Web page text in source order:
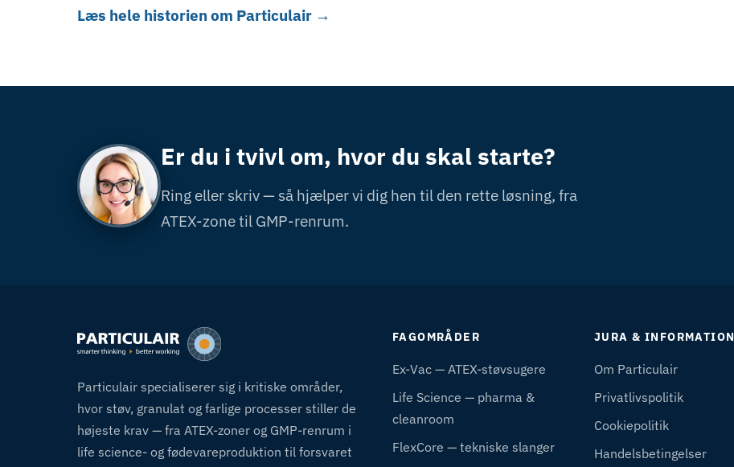
Læs hele historien om Particulair →
Er du i tvivl om, hvor du skal starte?
Ring eller skriv — så hjælper vi dig hen til den rette løsning, fra
ATEX-zone til GMP-renrum.
Particulair specialiserer sig i kritiske områder,
hvor støv, granulat og farlige processer stiller de
højeste krav — fra ATEX-zoner og GMP-renrum i
life science- og fødevareproduktion til forsvaret
FAGOMRÅDER
Ex-Vac — ATEX-støvsugere
Life Science — pharma &
cleanroom
FlexCore — tekniske slanger
JURA & INFORMATION
Om Particulair
Privatlivspolitik
Cookiepolitik
Handelsbetingelser